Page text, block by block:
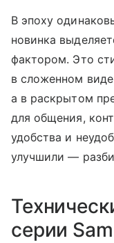
В эпоху
новинка
фактором. Это
в сложенном
а в раскрытом
для общения,
удобства и
улучшили —
серии